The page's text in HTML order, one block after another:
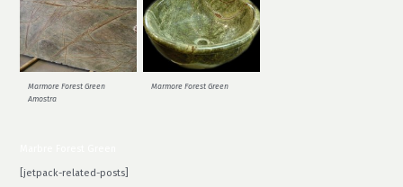
Marmore Forest Green
Amostra
Marmore Forest Green
[jetpack-related-posts]